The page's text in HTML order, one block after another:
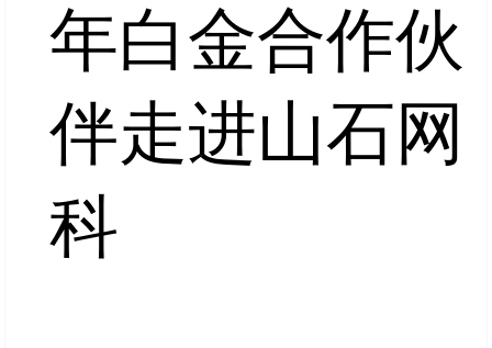
年白金合作伙
伴走进山石网
科